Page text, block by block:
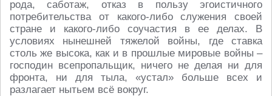
рода, саботаж, отказ в пользу эгоистичного
потребительства от какого-​либо служения своей
стране и какого-​либо соучастия в ее делах. В
условиях нынешней тяжелой войны, где ставка
столь же высока, как и в прошлые мировые войны –
господин всепропальщик, ничего не делая ни для
фронта, ни для тыла, «устал» больше всех и
разлагает нытьем всё вокруг.